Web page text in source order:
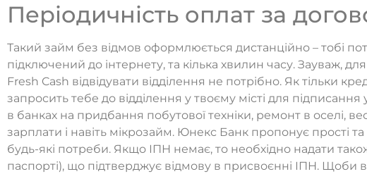
Періодичність оплат за
Такий займ без відмов оформлюється дистанційно – тобі
підключений до інтернету, та кілька хвилин часу. Зауваж,
Fresh Cash відвідувати відділення не потрібно. Як тільки
запросить тебе до відділення у твоєму місті для
в банках на придбання побутової техніки, ремонт в оселі,
зарплати і навіть мікрозайм. Юнекс Банк пропонує прості
будь-які потреби. Якщо ІПН немає, то необхідно надати
паспорті), що підтверджує відмову в присвоєнні ІПН. Щоби